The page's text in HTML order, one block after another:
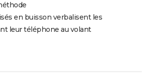
en buisson verbalisent les
leur téléphone au volant